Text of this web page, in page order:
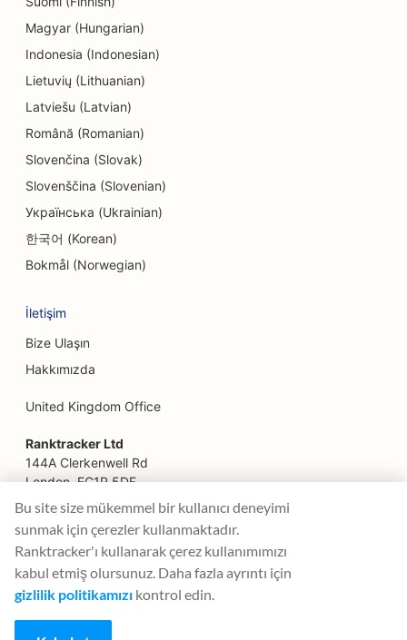
Mühendislik Firmaları için SEO
Etnik Restoranlar için EO
Kaçış Odaları için SEO
Facelift Hizmetleri için SEO
Çiftlikten Sofraya Restoranlar için SEO
Finansal Planlamacılar için SEO
Finansal Hizmetler için SEO
Fine Dining Restoranlar için SEO
Çiçekçiler için SEO
Food Courts için SEO
Fransız Pastaneleri için SEO
Dondurulmuş Yoğurt Mağazaları için SEO
Mobilya Mağazaları için SEO
Füzyon Mutfağı Kamyonları için SEO
Magyar (Hungarian)
Indonesia (Indonesian)
Lietuvių (Lithuanian)
Latviešu (Latvian)
Română (Romanian)
Slovenčina (Slovak)
Slovenščina (Slovenian)
Українська (Ukrainian)
한국어 (Korean)
Bokmål (Norwegian)
İletişim
Bize Ulaşın
Hakkımızda
United Kingdom Office
Ranktracker Ltd
144A Clerkenwell Rd
London, EC1R 5DF
Company No: 08820809
2015 -2026© Ranktracker. All Rights Reserved.
Bu site size mükemmel bir kullanıcı deneyimi
sunmak için çerezler kullanmaktadır.
Ranktracker'ı kullanarak çerez kullanımımızı
kabul etmiş olursunuz. Daha fazla ayrıntı için
gizlilik politikamızı kontrol edin.